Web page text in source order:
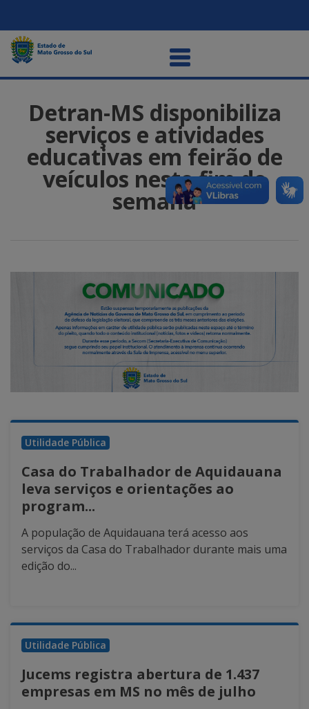
Detran-MS disponibiliza
serviços e atividades
educativas em feirão de
veículos neste fim de
semana
Utilidade Pública
Casa do Trabalhador de Aquidauana
leva serviços e orientações ao
program...
A população de Aquidauana terá acesso aos
serviços da Casa do Trabalhador durante mais uma
edição do...
Utilidade Pública
Jucems registra abertura de 1.437
empresas em MS no mês de julho